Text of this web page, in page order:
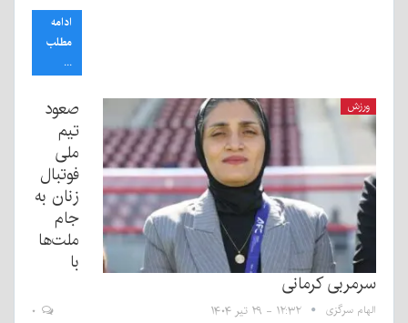
ادامه
مطلب
...
ورزش
صعود
تیم
ملی
فوتبال
زنان به
جام
ملت‌ها
با
سرمربی کرمانی
الهام سرگزی ۱۲:۳۲ - ۲۹ تیر ۱۴۰۴